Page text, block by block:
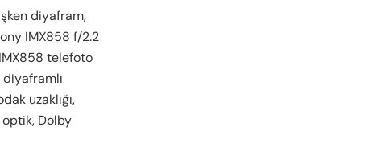
diyafram,
IMX858 f/2.2
telefoto
diyaframlı
uzaklığı,
optik, Dolby